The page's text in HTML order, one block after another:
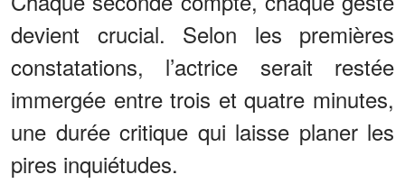
devient crucial. Selon les premières
constatations, l’actrice serait restée
immergée entre trois et quatre minutes,
une durée critique qui laisse planer les
pires inquiétudes.